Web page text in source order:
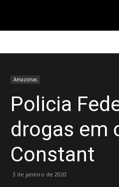
Amazonas
Policia
drogas em
Constant
3 de janeiro de 2020